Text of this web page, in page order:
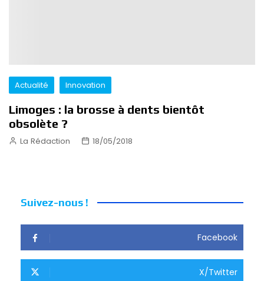
Actualité Innovation
Limoges : la brosse à dents bientôt
obsolète ?
La Rédaction 18/05/2018
Suivez-nous !
Facebook
X/Twitter